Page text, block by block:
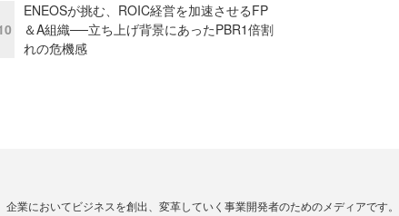
ENEOSが挑む、ROIC経営を加速させるFP
＆A組織──立ち上げ背景にあったPBR1倍割
れの危機感
業においてビジネスを創出、変革していく事業開発者のためのメディアです。